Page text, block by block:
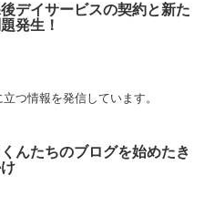
デイサービスの契約と新た
発生！
つ情報を発信しています。
んたちのブログを始めたき